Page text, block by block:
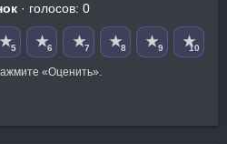
· голосов: 0
★5 ★6 ★7 ★8 ★9 ★10
«Оценить».